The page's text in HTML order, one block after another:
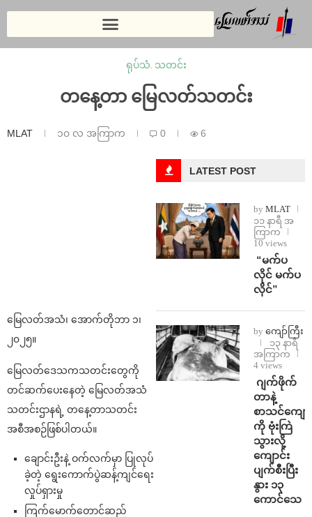
ရုပ်သံ, သတင်း
⁨တနေ့တာ မြေလတ်သတင်း
MLAT ၁၀ လ အကြာက 0 6
မြေလတ်အသံ၊ အောက်တိုဘာ ၁၊
၂၀၂၅။
မြေလတ်ဒေသကသတင်းတွေကို
တင်ဆက်ပေးနေတဲ့ မြေလတ်အသံ
သတင်းဌာနရဲ့ တနေ့တာသတင်း
အစီအစဉ်ဖြစ်ပါတယ်။
ချောင်းဦးနဲ့ ဝက်လက်မှာ ပြုလုပ်
ခဲ့တဲ့ ရွေးကောက်ပွဲဆန့်ကျင်ရေး
လှုပ်ရှားမှု
ကြက်မောက်တောင်ဆည်
LATEST POST
by MLAT
၁၁ နာရီ အ
ကြာက
10 views
⁨ ⁨“မက်ပ
လိုင် မက်ပ
လိုင်”
by ကျော်ကြီး
၁၃ နာရီ
အကြာက
4 views
⁨⁩ ⁨ဂျက်ဖိုက်
တာနဲ့
စာသင်ကျော
ကို ဗုံးကြဲ
သွားလို့
ကျောင်း
ပျက်စီးပြီး
နွား ၁၃
ကောင်သေ